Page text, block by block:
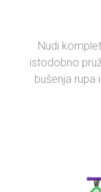
Nudi
istodobno
bušenja rupa